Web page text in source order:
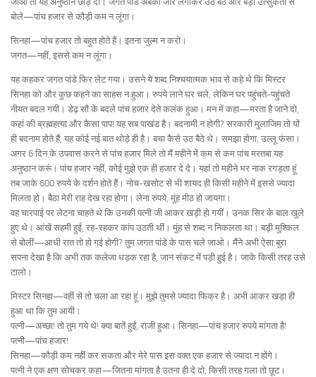
बोले—पांच हजार से कौड़ी कम न लूंगा।
सिनहा—पांच हजार तो बहुत होते हैं। इतना जुल्म न करो।
जगत—नहीं, इससे कम न लूंगा।
यह कहकर जगत पांडे फिर लेट गया। उसने ये शब्द निश्चयात्मक भाव से कहे थे कि मिस्टर
सिनहा को और कुछ कहने का साहस न हुआ। रुपये लाने घर चले; लेकिन घर पहुंचते-पहुंचते
नीयत बदल गयी। डेढ़ सौ के बदले पांच हजार देते कलंक हुआ। मन में कहा—मरता है जाने दो,
कहां की ब्रह्महत्या और कैसा पाप! यह सब पाखंड है। बदनामी न होगी? सरकारी मुलाजिम तो यों
ही बदनाम होते हैं, यह कोई नई बात थोड़े ही है। बचा कैसे उठ बैठे थे। समझा होगा, उल्लू फंसा।
अगर 6 दिन के उपवास करने से पांच हजार मिले तो मैं महीने में कम से कम पांच मरतबा यह
अनुष्ठान करूं। पांच हजार नहीं, कोई मुझे एक ही हजार दे दे। यहां तो महीने भर नाक रगड़ता हूं
तब जाके 600 रुपये के दर्शन होते हैं। नोच-खसोट से भी शायद ही किसी महीने में इससे ज्यादा
मिलता हो। बैठा मेरी राह देख रहा होगा। लेना रुपये, मुंह मीठ हो जायगा।
वह चारपाई पर लेटना चाहते थे कि उनकी पत्नी जी आकर खड़ी हो गयीं। उनक सिर के बाल खुले
हुए थे। आंखें सहमी हुई, रह-रहकर कांप उठती थीं। मुंह से शब्द न निकलता था। बड़ी मुश्किल
से बोलीं—आधी रात तो हो गई होगी? तुम जगत पांडे के पास चले जाओ। मैंने अभी ऐसा बुरा
सपना देखा है कि अभी तक कलेजा धड़क रहा है, जान संकट में पड़ी हुई है। जाके किसी तरह उसे
टालो।
मिस्टर सिनहा—वहीं से तो चला आ रहा हूं। मुझे तुमसे ज्यादा फिक्र है। अभी आकर खड़ा ही
हुआ था कि तुम आयी।
पत्नी—अच्छा! तो तुम गये थे! क्या बातें हुईं, राजी हुआ। सिनहा—पांच हजार रुपये मांगता है!
पत्नी—पांच हजार!
सिनहा—कौड़ी कम नहीं कर सकता और मेरे पास इस वक्त एक हजार से ज्यादा न होंगे।
पत्नी ने एक क्षण सोचकर कहा—जितना मांगता है उतना ही दे दो, किसी तरह गला तो छूट।